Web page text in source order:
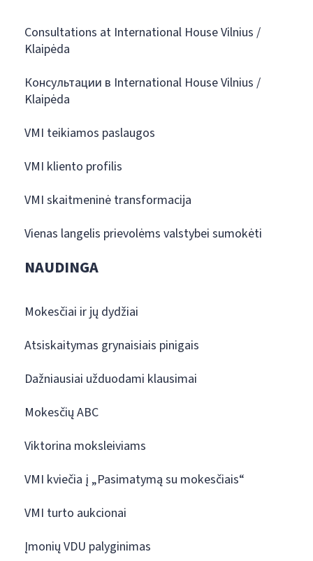
Consultations at International House Vilnius /
Klaipėda
Консультации в International House Vilnius /
Klaipėda
VMI teikiamos paslaugos
VMI kliento profilis
VMI skaitmeninė transformacija
Vienas langelis prievolėms valstybei sumokėti
NAUDINGA
Mokesčiai ir jų dydžiai
Atsiskaitymas grynaisiais pinigais
Dažniausiai užduodami klausimai
Mokesčių ABC
Viktorina moksleiviams
VMI kviečia į „Pasimatymą su mokesčiais“
VMI turto aukcionai
Įmonių VDU palyginimas